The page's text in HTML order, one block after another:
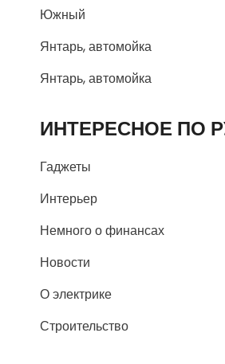
Южный
Янтарь, автомойка
Янтарь, автомойка
ИНТЕРЕСНОЕ ПО
Гаджеты
Интерьер
Немного о финансах
Новости
О электрике
Строительство